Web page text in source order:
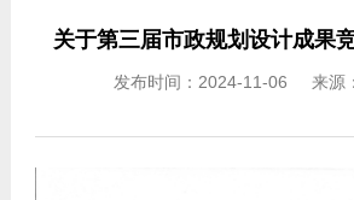
关于第三届市政规划设计成果
发布时间：2024-11-06 来源